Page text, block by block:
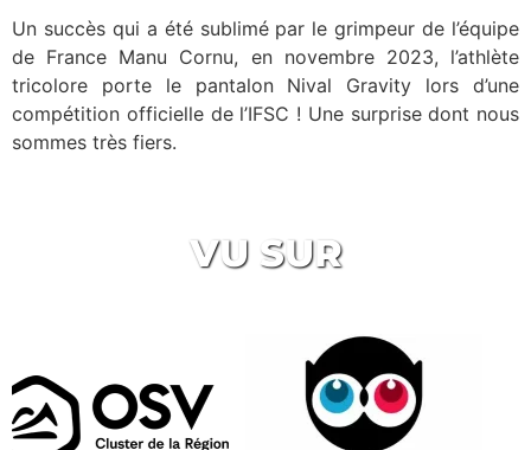
Un succès qui a été sublimé par le grimpeur de l’équipe
de France Manu Cornu, en novembre 2023, l’athlète
tricolore porte le pantalon Nival Gravity lors d’une
compétition officielle de l’IFSC ! Une surprise dont nous
sommes très fiers.
VU SUR